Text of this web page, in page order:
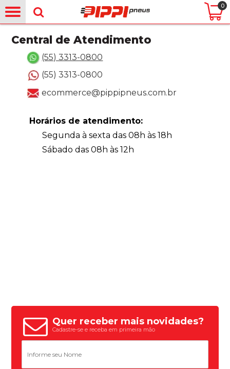
0
Central de Atendimento
(55) 3313-0800
(55) 3313-0800
ecommerce@pippipneus.com.br
Horários de atendimento:
Segunda à sexta das 08h às 18h
Sábado das 08h às 12h
Quer receber mais novidades?
Cadastre-se e receba em primeira mão